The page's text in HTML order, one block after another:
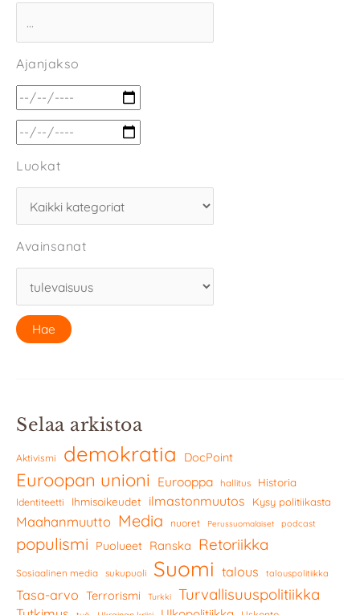
Ajanjakso
Luokat
Avainsanat
Selaa arkistoa
Aktivismi demokratia DocPoint
Euroopan unioni Eurooppa hallitus Historia
Identiteetti Ihmisoikeudet ilmastonmuutos Kysy politiikasta
Maahanmuutto Media nuoret Perussuomalaiset podcast
populismi Puolueet Ranska Retoriikka
Sosiaalinen media sukupuoli Suomi talous talouspolitiikka
Tasa-arvo Terrorismi Turkki Turvallisuuspolitiikka